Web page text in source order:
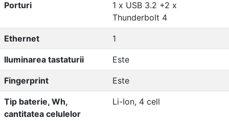
Porturi
1 x USB 3.2 +2 x
Thunderbolt 4
Ethernet 1
Iluminarea tastaturii Este
Fingerprint Este
Tip baterie, Wh,
cantitatea celulelor
Li-Ion, 4 cell